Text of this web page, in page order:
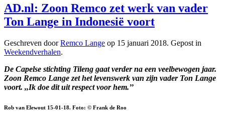
AD.nl: Zoon Remco zet werk van vader
Ton Lange in Indonesië voort
Geschreven doorRemco Lange op 15 januari 2018. Gepost in
Weekendverhalen.
De Capelse stichting Tileng gaat verder na een veelbewogen jaar.
Zoon Remco Lange zet het levenswerk van zijn vader Ton Lange
voort. ,,Ik doe dit uit respect voor hem.’’
Rob van Elewout 15-01-18. Foto: © Frank de Roo